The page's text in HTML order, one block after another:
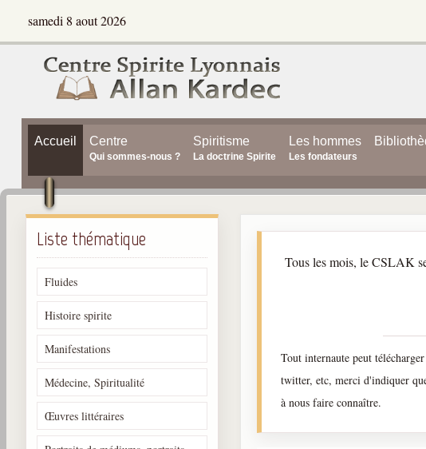
samedi 8 aout 2026
Accueil Centre
Qui sommes-nous ?
Spiritisme
La doctrine Spirite
Les hommes
Les fondateurs
Liste thématique
Fluides
Histoire spirite
Manifestations
Médecine, Spiritualité
Œuvres littéraires
Tous les mois, le CSLAK
Tout internaute peut
twitter, etc, merci d'indiquer
à nous faire connaître.